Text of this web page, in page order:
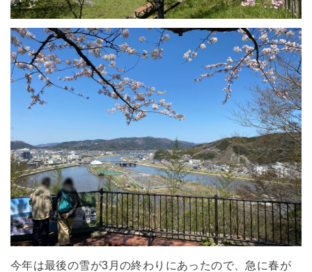
今年は最後の雪が3月の終わりにあったので、急に春が